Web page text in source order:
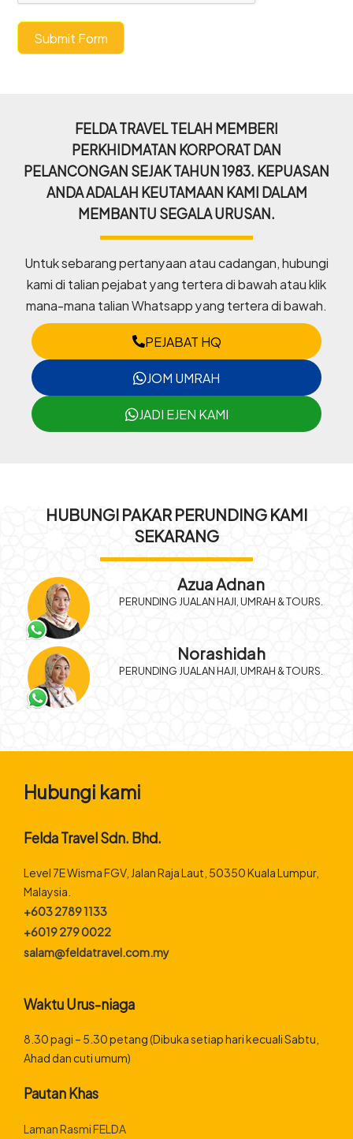
Submit Form
FELDA TRAVEL TELAH MEMBERI
PERKHIDMATAN KORPORAT DAN
PELANCONGAN SEJAK TAHUN 1983. KEPUASAN
ANDA ADALAH KEUTAMAAN KAMI DALAM
MEMBANTU SEGALA URUSAN.
Untuk sebarang pertanyaan atau cadangan, hubungi
kami di talian pejabat yang tertera di bawah atau klik
mana-mana talian Whatsapp yang tertera di bawah.
PEJABAT HQ
JOM UMRAH
JADI EJEN KAMI
HUBUNGI PAKAR PERUNDING KAMI
SEKARANG
Azua Adnan
PERUNDING JUALAN HAJI, UMRAH & TOURS.
Norashidah
PERUNDING JUALAN HAJI, UMRAH & TOURS.
Hubungi kami
Felda Travel Sdn. Bhd.
Level 7E Wisma FGV, Jalan Raja Laut, 50350 Kuala Lumpur,
Malaysia.
+603 2789 1133
+6019 279 0022
salam@feldatravel.com.my
Waktu Urus-niaga
8.30 pagi – 5.30 petang (Dibuka setiap hari kecuali Sabtu,
Ahad dan cuti umum)
Pautan Khas
Laman Rasmi FELDA